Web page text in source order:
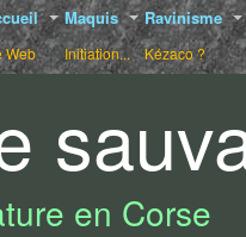
Web
Maquis
Initiation...
Ravinisme
Kézaco ?
en Corse